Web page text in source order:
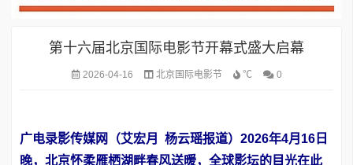
第十六届北京国际电影节开幕式盛大启幕
2026-04-16 北京国际电影节 ℃ 0
广电录影传媒网（艾宏月 杨云瑶报道） 2026年4月16日
晚，北京怀柔雁栖湖畔春风送暖，全球影坛的目光在此